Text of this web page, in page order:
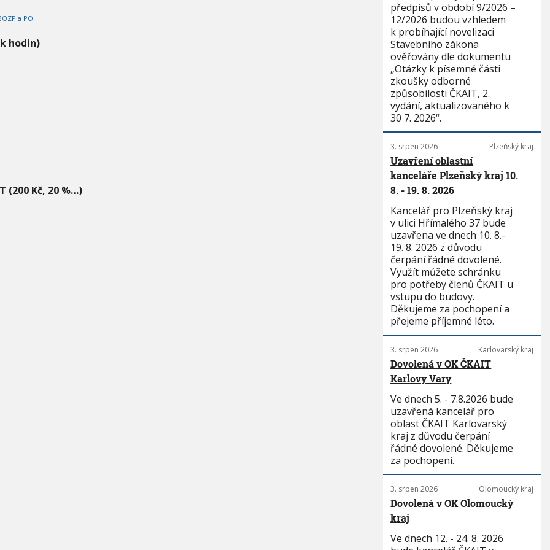
a PO
hodin)
(200 Kč, 20 %…)
předpisů v období 9/2026 –
12/2026 budou vzhledem
k probíhající novelizaci
Stavebního zákona
ověřovány dle dokumentu
„Otázky k písemné části
zkoušky odborné
způsobilosti ČKAIT, 2.
vydání, aktualizovaného k
30 7. 2026“.
3. srpen 2026 Plzeňský kraj
Uzavření oblastní
kanceláře Plzeňský kraj 10.
8. - 19. 8. 2026
Kancelář pro Plzeňský kraj
v ulici Hřímalého 37 bude
uzavřena ve dnech 10. 8.-
19. 8. 2026 z důvodu
čerpání řádné dovolené.
Využít můžete schránku
pro potřeby členů ČKAIT u
vstupu do budovy.
Děkujeme za pochopení a
přejeme příjemné léto.
3. srpen 2026 Karlovarský kraj
Dovolená v OK ČKAIT
Karlovy Vary
Ve dnech 5. - 7.8.2026 bude
uzavřená kancelář pro
oblast ČKAIT Karlovarský
kraj z důvodu čerpání
řádné dovolené. Děkujeme
za pochopení.
3. srpen 2026 Olomoucký kraj
Dovolená v OK Olomoucký
kraj
Ve dnech 12. - 24. 8. 2026